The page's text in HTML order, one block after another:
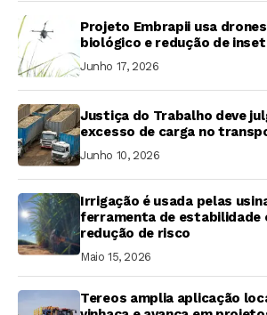
Projeto Embrapii usa
biológico e redução de
Junho 17, 2026
Justiça do Trabalho deve
excesso de carga no
Junho 10, 2026
Irrigação é usada pelas
ferramenta de estabilidade
redução de risco
Maio 15, 2026
Tereos amplia aplicação